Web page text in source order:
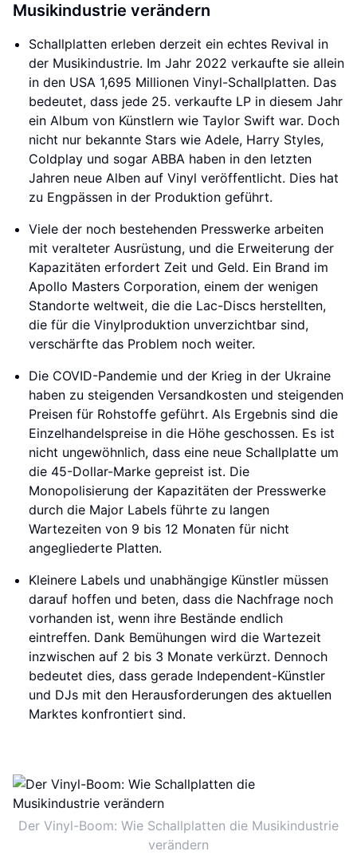
Musikindustrie verändern
Schallplatten erleben derzeit ein echtes Revival in
der Musikindustrie. Im Jahr 2022 verkaufte sie allein
in den USA 1,695 Millionen Vinyl-Schallplatten. Das
bedeutet, dass jede 25. verkaufte LP in diesem Jahr
ein Album von Künstlern wie Taylor Swift war. Doch
nicht nur bekannte Stars wie Adele, Harry Styles,
Coldplay und sogar ABBA haben in den letzten
Jahren neue Alben auf Vinyl veröffentlicht. Dies hat
zu Engpässen in der Produktion geführt.
Viele der noch bestehenden Presswerke arbeiten
mit veralteter Ausrüstung, und die Erweiterung der
Kapazitäten erfordert Zeit und Geld. Ein Brand im
Apollo Masters Corporation, einem der wenigen
Standorte weltweit, die die Lac-Discs herstellten,
die für die Vinylproduktion unverzichtbar sind,
verschärfte das Problem noch weiter.
Die COVID-Pandemie und der Krieg in der Ukraine
haben zu steigenden Versandkosten und steigenden
Preisen für Rohstoffe geführt. Als Ergebnis sind die
Einzelhandelspreise in die Höhe geschossen. Es ist
nicht ungewöhnlich, dass eine neue Schallplatte um
die 45-Dollar-Marke gepreist ist. Die
Monopolisierung der Kapazitäten der Presswerke
durch die Major Labels führte zu langen
Wartezeiten von 9 bis 12 Monaten für nicht
angegliederte Platten.
Kleinere Labels und unabhängige Künstler müssen
darauf hoffen und beten, dass die Nachfrage noch
vorhanden ist, wenn ihre Bestände endlich
eintreffen. Dank Bemühungen wird die Wartezeit
inzwischen auf 2 bis 3 Monate verkürzt. Dennoch
bedeutet dies, dass gerade Independent-Künstler
und DJs mit den Herausforderungen des aktuellen
Marktes konfrontiert sind.
Der Vinyl-Boom: Wie Schallplatten die Musikindustrie
verändern